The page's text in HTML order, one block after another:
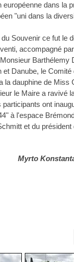
dans la
"uni dans la
Souvenir ce fut le
accompagné
Barthélemy
Danube, le Comité
la dauphine de Miss
le Maire a ravivé
ont
à l'espace
et du
Myrto